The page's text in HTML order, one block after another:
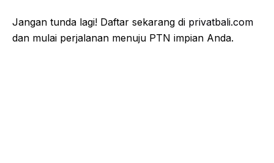
Jangan tunda lagi! Daftar sekarang di privatbali.com
dan mulai perjalanan menuju PTN impian Anda.